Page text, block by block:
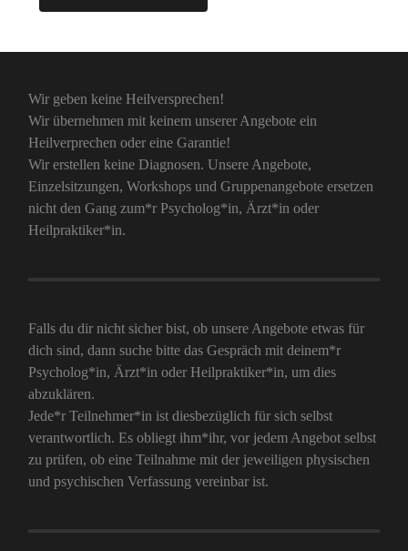
Wir geben keine Heilversprechen!
Wir übernehmen mit keinem unserer Angebote ein
Heilverprechen oder eine Garantie!
Wir erstellen keine Diagnosen. Unsere Angebote,
Einzelsitzungen, Workshops und Gruppenangebote ersetzen
nicht den Gang zum*r Psycholog*in, Ärzt*in oder
Heilpraktiker*in.
Falls du dir nicht sicher bist, ob unsere Angebote etwas für
dich sind, dann suche bitte das Gespräch mit deinem*r
Psycholog*in, Ärzt*in oder Heilpraktiker*in, um dies
abzuklären.
Jede*r Teilnehmer*in ist diesbezüglich für sich selbst
verantwortlich. Es obliegt ihm*ihr, vor jedem Angebot selbst
zu prüfen, ob eine Teilnahme mit der jeweiligen physischen
und psychischen Verfassung vereinbar ist.